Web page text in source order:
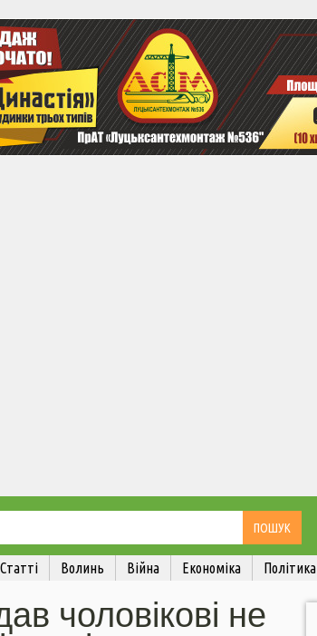
Статті Волинь Війна Економіка Політика
чоловікові не